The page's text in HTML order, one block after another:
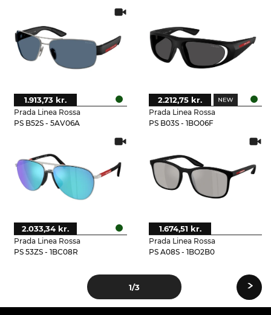
Prada Linea Rossa
PS B52S - 5AV06A
1.913,73 kr.
Prada Linea Rossa
PS B03S - 1BO06F
2.212,75 kr.
Prada Linea Rossa
PS 53ZS - 1BC08R
2.033,34 kr.
Prada Linea Rossa
PS A08S - 1BO2B0
1.674,51 kr.
1/3 ›